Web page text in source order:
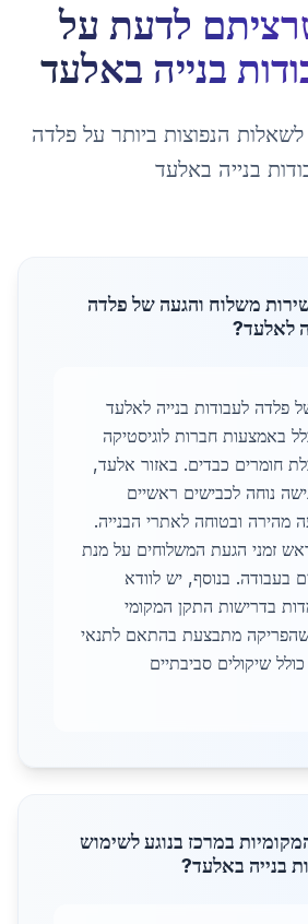
לדעת על
בנייה באלעד
הנפוצות ביותר על פלדה
בנייה באלעד
משלוח והגעה של פלדה
לאלעד?
פלדה לעבודות בנייה לאלעד
באמצעות חברות לוגיסטיקה
חומרים כבדים. באזור אלעד,
נוחה לכבישים ראשיים
ובטוחה לאתרי הבנייה.
זמני הגעת המשלוחים על מנת
בעבודה. בנוסף, יש לוודא
בדרישות התקן המקומי
מתבצעת בהתאם לתנאי
שיקולים סביבתיים
במרכז בנוגע לשימוש
בנייה באלעד?